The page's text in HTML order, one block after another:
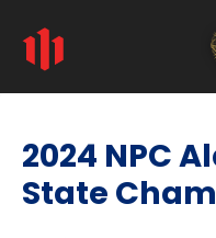
2024 NPC
State